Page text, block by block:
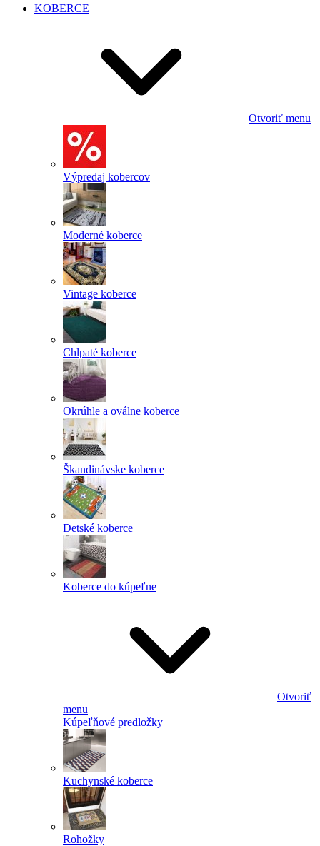
KOBERCE
Otvoriť menu
Výpredaj kobercov
Moderné koberce
Vintage koberce
Chlpaté koberce
Okrúhle a oválne koberce
Škandinávske koberce
Detské koberce
Koberce do kúpeľne
Otvoriť
menu
Kúpeľňové predložky
Kuchynské koberce
Rohožky